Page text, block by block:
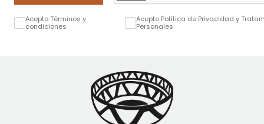
Acepto Términos y
condiciones
Acepto Política de Privacidad y
Personales